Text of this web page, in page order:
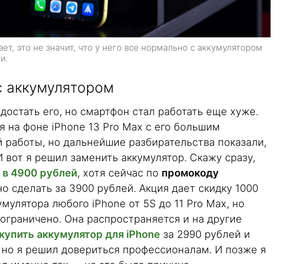
это не значит, что у него все нормально с аккумулятором
аккумулятором
его, но смартфон стал работать еще хуже.
на фоне iPhone 13 Pro Max с его большим
но дальнейшие разбирательства показали,
вот я решил заменить аккумулятор. Скажу сразу,
4900 рублей, хотя сейчас по промокоду
сделать за 3900 рублей. Акция дает скидку 1000
любого iPhone от 5S до 11 Pro Max, но
Она распространяется и на другие
купить аккумулятор для iPhone за 2990 рублей и
я решил довериться профессионалам. И позже я